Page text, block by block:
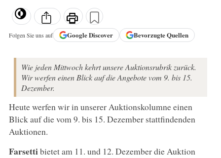
Folgen Sie uns auf GoogleDiscover Bevorzugte Quellen
Wie jeden Mittwoch kehrt unsere Auktionsrubrik zurück.
Wir werfen einen Blick auf die Angebote vom 9. bis 15.
Dezember.
Heute werfen wir in unserer Auktionskolumne einen
Blick auf die vom 9. bis 15. Dezember stattfindenden
Auktionen.
Farsettibietet am 11. und 12. Dezember die Auktion